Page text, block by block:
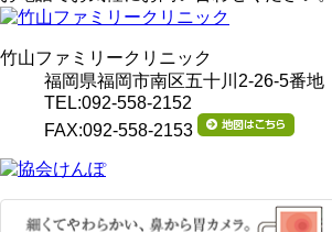
竹山ファミリークリニック
福岡県福岡市南区五十川2-26-5番地
TEL:092-558-2152
FAX:092-558-2153